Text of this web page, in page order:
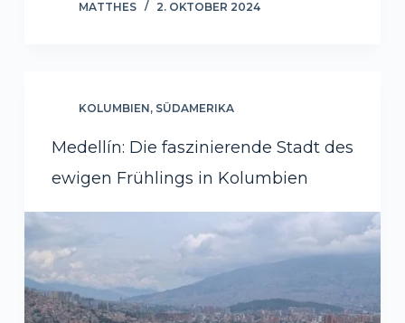
MATTHES 2. OKTOBER 2024
KOLUMBIEN, SÜDAMERIKA
Medellín: Die faszinierende Stadt des
ewigen Frühlings in Kolumbien